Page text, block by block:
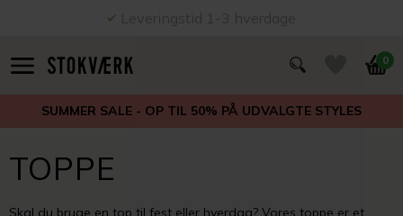
0
SUMMER SALE - OP TIL 50% PÅ UDVALGTE STYLES
TOPPE
Skal du bruge en top til fest eller hverdag? Vores toppe er et